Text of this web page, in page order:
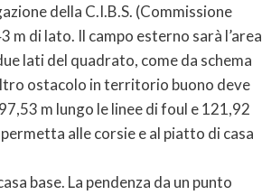
della C.I.B.S. (Commissione
di lato. Il campo esterno sarà l’area
lati del quadrato, come da schema
ostacolo in territorio buono deve
m lungo le linee di foul e 121,92
alle corsie e al piatto di casa
base. La pendenza da un punto